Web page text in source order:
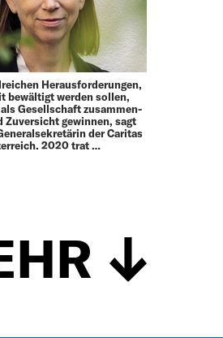
Herausforderungen,
bewältigt werden sollen,
Gesell­schaft zusammen­
Zuversicht gewinnen, sagt
der Caritas
2020 trat …